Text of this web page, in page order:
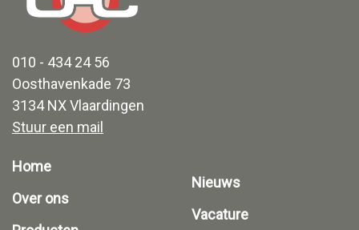
010 - 434 24 56
Oosthavenkade 73
3134 NX Vlaardingen
Stuur een mail
Home
Over ons
Nieuws
Vacature